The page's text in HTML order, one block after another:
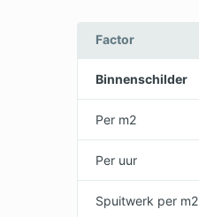
Factor
Binnenschilder
Per m2
Per uur
Spuitwerk per m2